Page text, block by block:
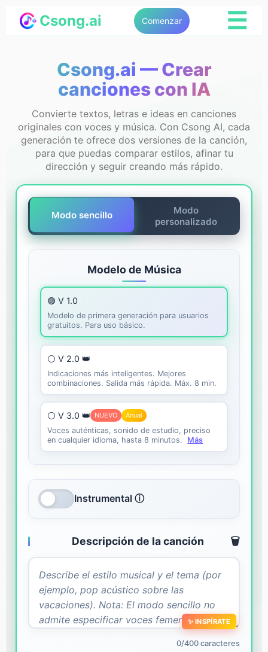
Csong.ai Comenzar ☰
Csong.ai — Crear
canciones con IA
Convierte textos, letras e ideas en canciones
originales con voces y música. Con Csong AI, cada
generación te ofrece dos versiones de la canción,
para que puedas comparar estilos, afinar tu
dirección y seguir creando más rápido.
Modo sencillo
Modo
personalizado
Modelo de Música
🟣 V 1.0
Modelo de primera generación para usuarios
gratuitos. Para uso básico.
⚪ V 2.0 👑
Indicaciones más inteligentes. Mejores
combinaciones. Salida más rápida. Máx. 8 min.
⚪ V 3.0 👑 NUEVO Anual
Voces auténticas, sonido de estudio, preciso
en cualquier idioma, hasta 8 minutos.
Más
Instrumental ⓘ
Descripción de la canción 🗑️
✨ INSPÍRATE
0/400 caracteres